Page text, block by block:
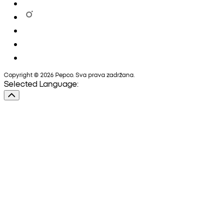
Copyright © 2026 Pepco. Sva prava zadržana.
Selected Language: